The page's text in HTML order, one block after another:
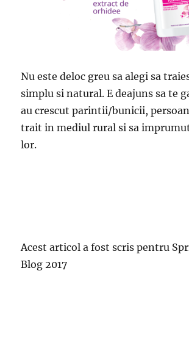
Nu este deloc greu sa alegi sa
simplu si natural. E deajuns sa te
au crescut parintii/bunicii,
trait in mediul rural si sa
lor.
Acest articol a fost scris pentru
Blog 2017